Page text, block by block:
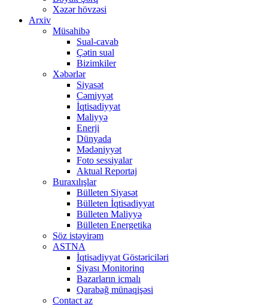
Xəzər hövzəsi
Arxiv
Müsahibə
Sual-cavab
Çətin sual
Bizimkiler
Xəbərlər
Siyasət
Cəmiyyət
İqtisadiyyat
Maliyyə
Enerji
Dünyada
Mədəniyyət
Foto sessiyalar
Aktual Reportaj
Buraxılışlar
Bülleten Siyasət
Bülleten İqtisadiyyat
Bülleten Maliyyə
Bülleten Energetika
Söz istəyirəm
ASTNA
İqtisadiyyat Göstəriciləri
Siyası Monitorinq
Bazarların icmalı
Qarabağ münaqişəsi
Contact az